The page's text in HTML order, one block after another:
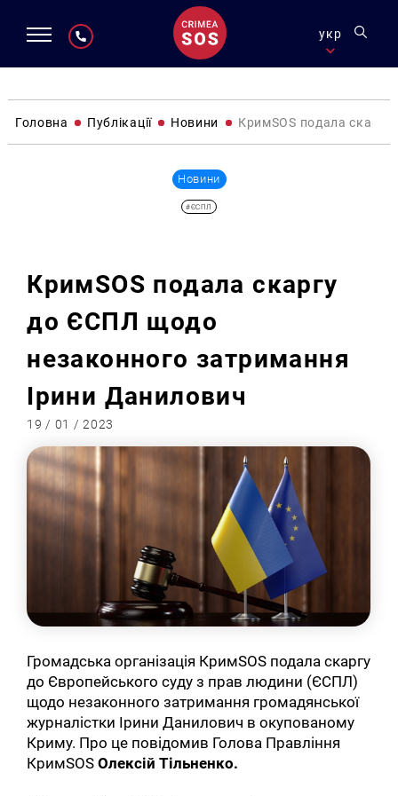
укр
Головна Публікації Новини КримSOS подала
Новини
#ЄСПЛ
КримSOS подала скаргу
до ЄСПЛ щодо
незаконного затримання
Ірини Данилович
19 / 01 / 2023
Громадська організація КримSOS подала скаргу
до Європейського суду з прав людини (ЄСПЛ)
щодо незаконного затримання громадянської
журналістки Ірини Данилович в окупованому
Криму. Про це повідомив Голова Правління
КримSOSОлексій Тільненко.